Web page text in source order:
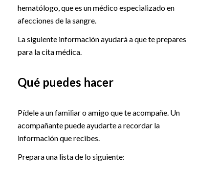
hematólogo, que es un médico especializado en
afecciones de la sangre.
La siguiente información ayudará a que te prepares
para la cita médica.
Qué puedes hacer
Pídele a un familiar o amigo que te acompañe. Un
acompañante puede ayudarte a recordar la
información que recibes.
Prepara una lista de lo siguiente: